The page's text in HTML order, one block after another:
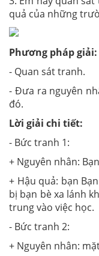
quả của những
Phương pháp giải:
- Quan sát tranh.
- Đưa ra nguyên
đó.
Lời giải chi tiết:
- Bức tranh 1:
+ Nguyên nhân:
+ Hậu quả: bạn
bị bạn bè xa lánh
trung vào việc học.
- Bức tranh 2:
+ Nguyên nhân: